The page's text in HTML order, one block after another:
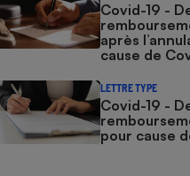
Covid-19 -
après
cause de
LETTRE TYPE
Covid-19 -
pour cause